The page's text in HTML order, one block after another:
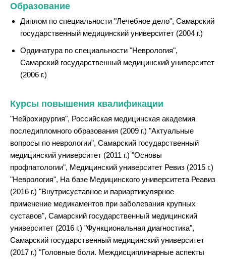
Образование
Диплом по специальности "Лечебное дело", Самарский
государственный медицинский университет (2004 г.)
Ординатура по специальности "Неврология",
Самарский государственный медицинский университет
(2006 г.)
Курсы повышения квалификации
"Нейрохирургия", Российская медицинская академия
последипломного образования (2009 г.) "Актуальные
вопросы по неврологии", Самарский государственный
медицинский университет (2011 г.) "Основы
профпатологии", Медицинский университет Ревиз (2015 г.)
"Неврология", На базе Медицинского университета Реавиз
(2016 г.) "Внутрисуставное и париартикулярное
применение медикаментов при заболевания крупных
суставов", Самарский государственный медицинский
университет (2016 г.) "Функциональная диагностика",
Самарский государственный медицинский университет
(2017 г.) "Головные боли. Междисциплинарные аспекты